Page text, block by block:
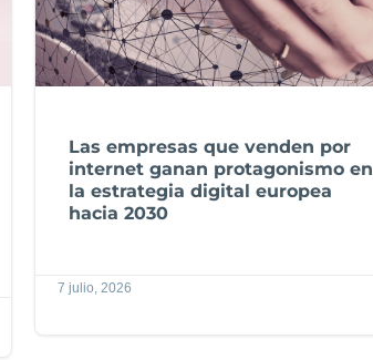
Las empresas que venden por
internet ganan protagonismo en
la estrategia digital europea
hacia 2030
7 julio, 2026